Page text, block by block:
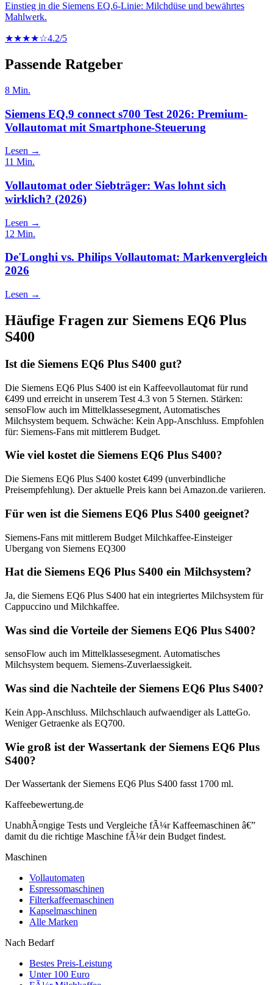
Einstieg in die Siemens EQ.6-Linie: Milchdüse und bewährtes
Mahlwerk.
★★★★☆4.2/5
Passende Ratgeber
8 Min.
Siemens EQ.9 connect s700 Test 2026: Premium-
Vollautomat mit Smartphone-Steuerung
Lesen →
11 Min.
Vollautomat oder Siebträger: Was lohnt sich
wirklich? (2026)
Lesen →
12 Min.
De'Longhi vs. Philips Vollautomat: Markenvergleich
2026
Lesen →
Häufige Fragen zur Siemens EQ6 Plus
S400
Ist die Siemens EQ6 Plus S400 gut?
Die Siemens EQ6 Plus S400 ist ein Kaffeevollautomat für rund
€499 und erreicht in unserem Test 4.3 von 5 Sternen. Stärken:
sensoFlow auch im Mittelklassesegment, Automatisches
Milchsystem bequem. Schwäche: Kein App-Anschluss. Empfohlen
für: Siemens-Fans mit mittlerem Budget.
Wie viel kostet die Siemens EQ6 Plus S400?
Die Siemens EQ6 Plus S400 kostet €499 (unverbindliche
Preisempfehlung). Der aktuelle Preis kann bei Amazon.de variieren.
Für wen ist die Siemens EQ6 Plus S400 geeignet?
Siemens-Fans mit mittlerem Budget Milchkaffee-Einsteiger
Ubergang von Siemens EQ300
Hat die Siemens EQ6 Plus S400 ein Milchsystem?
Ja, die Siemens EQ6 Plus S400 hat ein integriertes Milchsystem für
Cappuccino und Milchkaffee.
Was sind die Vorteile der Siemens EQ6 Plus S400?
sensoFlow auch im Mittelklassesegment. Automatisches
Milchsystem bequem. Siemens-Zuverlaessigkeit.
Was sind die Nachteile der Siemens EQ6 Plus S400?
Kein App-Anschluss. Milchschlauch aufwaendiger als LatteGo.
Weniger Getraenke als EQ700.
Wie groß ist der Wassertank der Siemens EQ6 Plus
S400?
Der Wassertank der Siemens EQ6 Plus S400 fasst 1700 ml.
Kaffeebewertung.de
UnabhÃ¤ngige Tests und Vergleiche fÃ¼r Kaffeemaschinen â€”
damit du die richtige Maschine fÃ¼r dein Budget findest.
Maschinen
Vollautomaten
Espressomaschinen
Filterkaffeemaschinen
Kapselmaschinen
Alle Marken
Nach Bedarf
Bestes Preis-Leistung
Unter 100 Euro